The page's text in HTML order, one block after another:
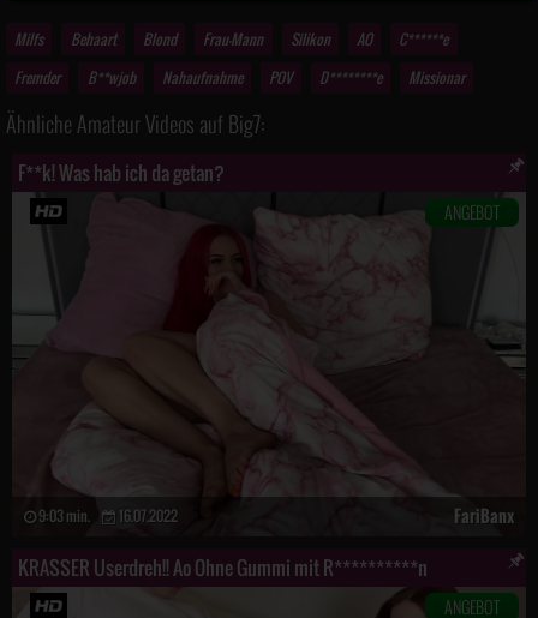
Milfs Behaart Blond Frau-Mann Silikon AO
C******e
Fremder
B**wjob Nahaufnahme POV D********e Missionar
Ähnliche Amateur Videos auf Big7:
F**k! Was hab ich da getan?
ANGEBOT
9:03 min. 16.07.2022 FariBanx
KRASSER Userdreh!! Ao Ohne Gummi mit R**********n
ANGEBOT